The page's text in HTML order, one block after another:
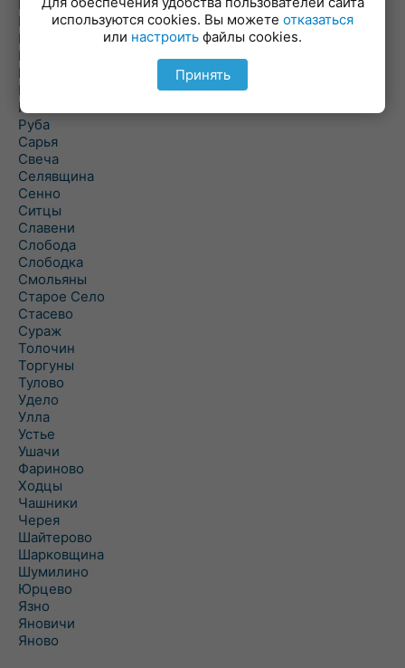
Повятье
Погоща
Подсвилье
Полоцк
Поставы
Прозороки
Россоны
Руба
Сарья
Свеча
Селявщина
Сенно
Ситцы
Славени
Слобода
Слободка
Смольяны
Старое Село
Стасево
Сураж
Толочин
Торгуны
Тулово
Удело
Улла
Устье
Ушачи
Фариново
Ходцы
Чашники
Черея
Шайтерово
Шарковщина
Шумилино
Юрцево
Язно
Яновичи
Яново
используются cookies. Вы можете отказаться
или настроить файлы cookies.
Принять